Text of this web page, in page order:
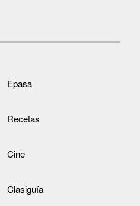
Epasa
Recetas
Cine
Clasiguía